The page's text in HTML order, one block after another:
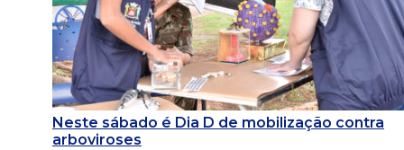
Neste sábado é Dia D de mobilização contra
arboviroses